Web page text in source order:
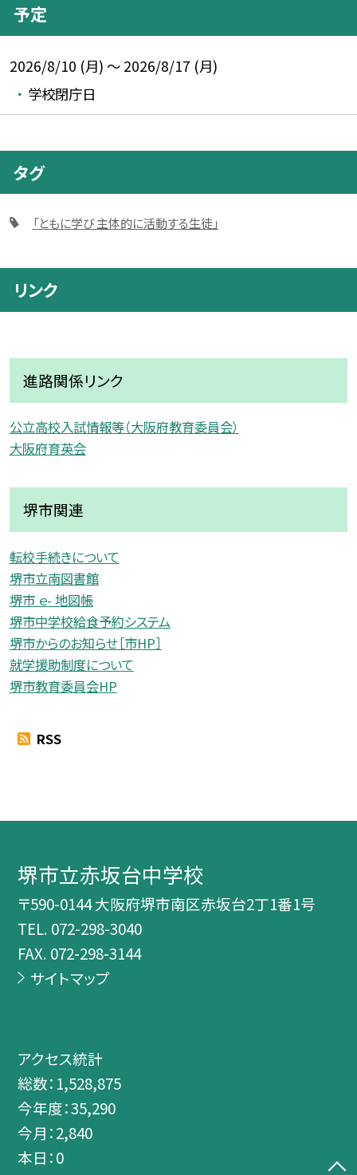
予定
2026/8/10 (月) ～ 2026/8/17 (月)
学校閉庁日
タグ
「ともに学び 主体的に活動する生徒」
リンク
進路関係リンク
公立高校入試情報等（大阪府教育委員会）
大阪府育英会
堺市関連
転校手続きについて
堺市立南図書館
堺市 ｅ- 地図帳
堺市中学校給食予約システム
堺市からのお知らせ［市HP］
就学援助制度について
堺市教育委員会HP
RSS
堺市立赤坂台中学校
〒590-0144 大阪府堺市南区赤坂台2丁1番1号
TEL. 072-298-3040
FAX. 072-298-3144
サイトマップ
アクセス統計
総数： 1,528,875
今年度：35,290
今月：2,840
本日：0